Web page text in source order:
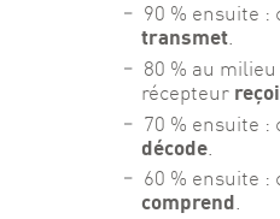
90 % ensuite :
transmet.
80 % au
récepteur
70 % ensuite :
décode
60 % ensuite :
comprend.